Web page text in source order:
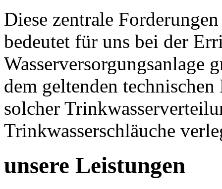
Diese zentrale
bedeutet für uns bei der
Wasserversorgungsanlage
dem geltenden
solcher
Trinkwasserschläuche
unsere Leistungen